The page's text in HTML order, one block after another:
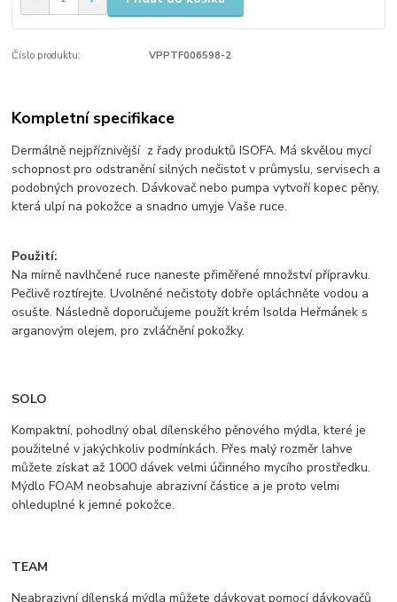
Číslo produktu: VPPTF006598-2
Kompletní specifikace
​Dermálně nejpříznivější z řady produktů ISOFA. Má skvělou mycí
schopnost pro odstranění silných nečistot v průmyslu, servisech a
podobných provozech. Dávkovač nebo pumpa vytvoří kopec pěny,
která ulpí na pokožce a snadno umyje Vaše ruce.
Použití:
Na mírně navlhčené ruce naneste přiměřené množství přípravku.
Pečlivě roztírejte. Uvolněné nečistoty dobře opláchněte vodou a
osušte. Následně doporučujeme použít krém Isolda Heřmánek s
arganovým olejem, pro zvláčnění pokožky.​
SOLO
Kompaktní, pohodlný obal dílenského pěnového mýdla, které je
použitelné v jakýchkoliv podmínkách. Přes malý rozměr lahve
můžete získat až 1000 dávek velmi účinného mycího prostředku.
Mýdlo FOAM neobsahuje abrazivní částice a je proto velmi
ohleduplné k jemné pokožce.
TEAM
Neabrazivní dílenská mýdla můžete dávkovat pomocí dávkovačů